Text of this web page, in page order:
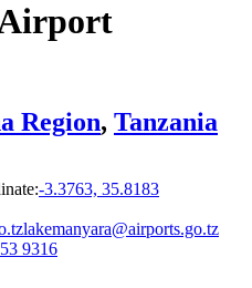
Region, Tanzania
-3.3763, 35.8183
lakemanyara@airports.go.tz
9316